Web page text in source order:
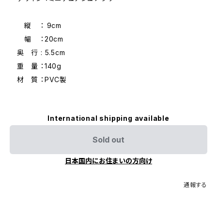
縦 ： 9cm
幅 ：20cm
奥 行 : 5.5cm
重 量 ：140g
材 質 ：PVC製
International shipping available
Sold out
日本国内にお住まいの方向け
通報する